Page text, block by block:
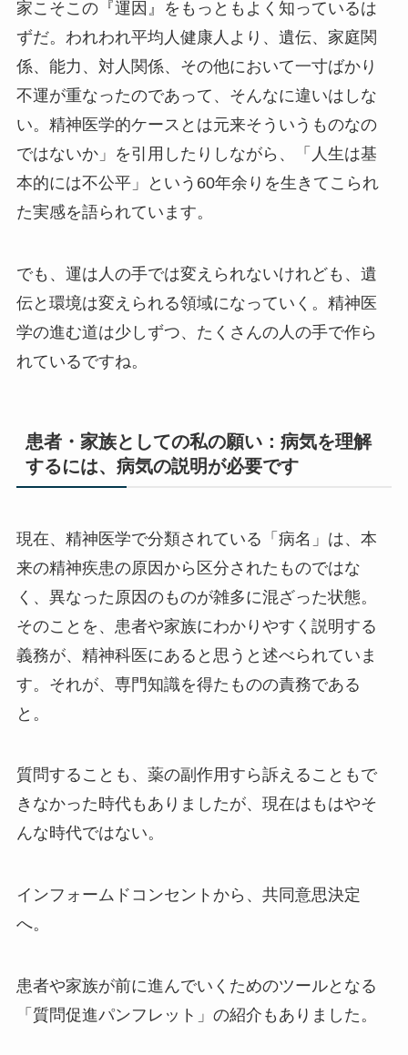
家こそこの『運因』をもっともよく知っているは
ずだ。われわれ平均人健康人より、遺伝、家庭関
係、能力、対人関係、その他において一寸ばかり
不運が重なったのであって、そんなに違いはしな
い。精神医学的ケースとは元来そういうものなの
ではないか」を引用したりしながら、「人生は基
本的には不公平」という60年余りを生きてこられ
た実感を語られています。
でも、運は人の手では変えられないけれども、遺
伝と環境は変えられる領域になっていく。精神医
学の進む道は少しずつ、たくさんの人の手で作ら
れているですね。
患者・家族としての私の願い：病気を理解
するには、病気の説明が必要です
現在、精神医学で分類されている「病名」は、本
来の精神疾患の原因から区分されたものではな
く、異なった原因のものが雑多に混ざった状態。
そのことを、患者や家族にわかりやすく説明する
義務が、精神科医にあると思うと述べられていま
す。それが、専門知識を得たものの責務である
と。
質問することも、薬の副作用すら訴えることもで
きなかった時代もありましたが、現在はもはやそ
んな時代ではない。
インフォームドコンセントから、共同意思決定
へ。
患者や家族が前に進んでいくためのツールとなる
「質問促進パンフレット」の紹介もありました。